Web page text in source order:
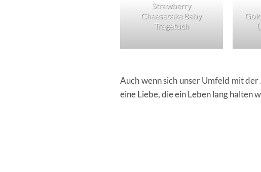
Strawberry
Cheesecake Baby
Tragetuch
Auch wenn sich unser Umfeld mit
eine Liebe, die ein Leben lang halten